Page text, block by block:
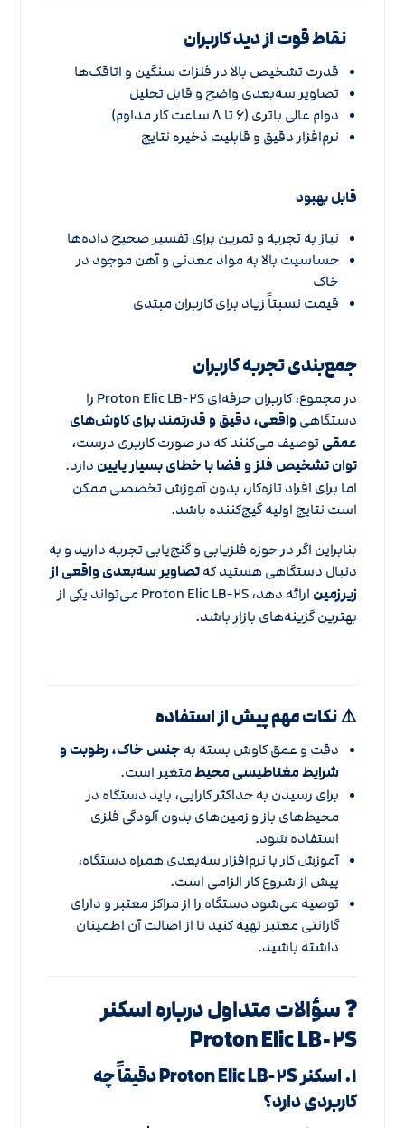
نقاط قوت از دید کاربران
قدرت تشخیص بالا در فلزات سنگین و اتاقک‌ها
تصاویر سه‌بعدی واضح و قابل تحلیل
دوام عالی باتری (۶ تا ۸ ساعت کار مداوم)
نرم‌افزار دقیق و قابلیت ذخیره نتایج
قابل بهبود
نیاز به تجربه و تمرین برای تفسیر صحیح داده‌ها
حساسیت بالا به مواد معدنی و آهن موجود در
خاک
قیمت نسبتاً زیاد برای کاربران مبتدی
جمع‌بندی تجربه کاربران
در مجموع، کاربران حرفه‌ای Proton Elic LB-۲S را
دستگاهیواقعی، دقیق و قدرتمند برای کاوش‌های
عمقیتوصیف می‌کنند که در صورت کاربری درست،
توان تشخیص فلز و فضا با خطای بسیار پایین دارد.
اما برای افراد تازه‌کار، بدون آموزش تخصصی ممکن
است نتایج اولیه گیج‌کننده باشد.
بنابراین اگر در حوزه فلزیابی و گنج‌یابی تجربه دارید و به
دنبال دستگاهی هستید کهتصاویر سه‌بعدی واقعی از
زیرزمین
ارائه دهد، Proton Elic LB-۲S می‌تواند یکی از
بهترین گزینه‌های بازار باشد.
⚠️ نکات مهم پیش از استفاده
دقت و عمق کاوش بسته به جنس خاک، رطوبت و
شرایط مغناطیسی محیطمتغیر است.
برای رسیدن به حداکثر کارایی، باید دستگاه در
محیط‌های باز و زمین‌های بدون آلودگی فلزی
استفاده شود.
آموزش کار با نرم‌افزار سه‌بعدی همراه دستگاه،
پیش از شروع کار الزامی است.
توصیه می‌شود دستگاه را از مراکز معتبر و دارای
گارانتی معتبر تهیه کنید تا از اصالت آن اطمینان
داشته باشید.
❓ سؤالات متداول درباره اسکنر
Proton Elic LB-۲S
۱. اسکنر Proton Elic LB-۲S دقیقاً چه
کاربردی دارد؟